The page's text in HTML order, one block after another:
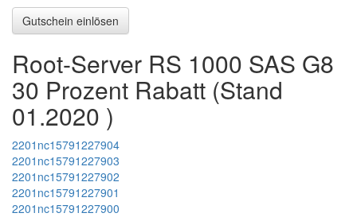
Gutschein einlösen
Root-Server RS 1000 SAS G8
30 Prozent Rabatt (Stand
01.2020 )
2201nc15791227904
2201nc15791227903
2201nc15791227902
2201nc15791227901
2201nc15791227900